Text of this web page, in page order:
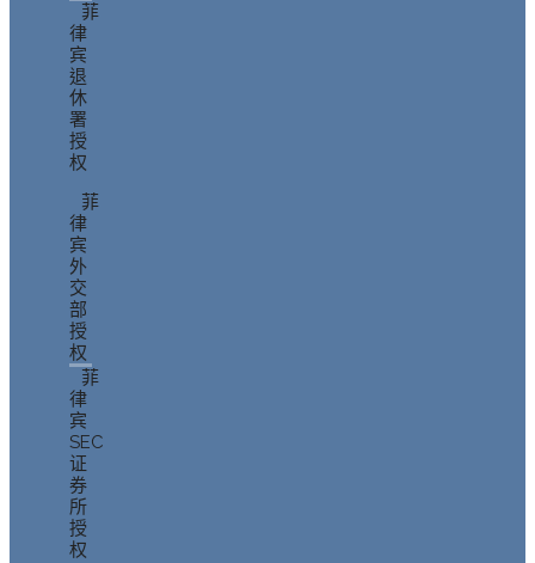
菲
律
宾
退
休
署
授
权
菲
律
宾
外
交
部
授
权
菲
律
宾
SEC
证
券
所
授
权